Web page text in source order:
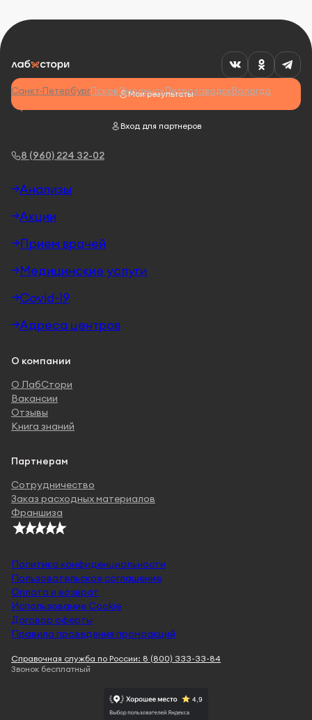
8 (960) 224 32-02
Мои результаты
Вход для партнеров
Санкт-ПетербургПсковСмоленскПетрозаводскВологда
Анализы
Акции
Прием врачей
Медицинские услуги
Covid-19
Адреса центров
О компании
О ЛабСтори
Вакансии
Отзывы
Книга знаний
Партнерам
Сотрудничество
Заказ расходных материалов
Франшиза
Политика конфиденциальности
Пользовательское соглашение
Оплата и возврат
Использование Cookie
Договор оферты
Правила проведения промоакций
Справочная служба по России: 8 (800) 333-33-84
Звонок бесплатный